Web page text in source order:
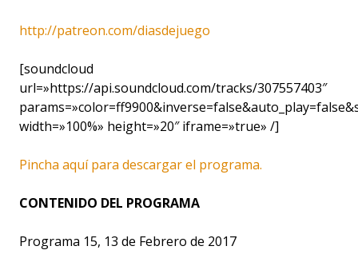
http://patreon.com/diasdejuego
[soundcloud
url=»https://api.soundcloud.com/tracks/307557403″
width=»100%» height=»20″ iframe=»true» /]
Pincha aquí para descargar el programa.
CONTENIDO DEL PROGRAMA
Programa 15, 13 de Febrero de 2017